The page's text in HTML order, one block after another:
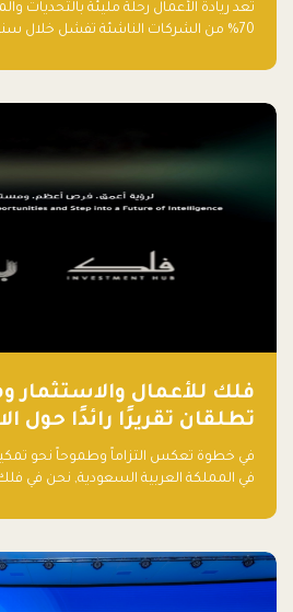
تعد ريادة الأعمال رحلة مليئة بالتحديات
70% من الشركات الناشئة تفشل خلال
الكثيرون في بداية رحلتهم، وهي التي قد
فلك للأعمال والاستثمار
تطلقان تقريرًا رائدًا حول
في الذكاء الاصطناعي
السعودية
في خطوة تعكس التزاماً وطموحاً نحو تمكين
في المملكة العربية السعودية, نحن في
الذكاء الاصطناعي: خارطة الطريق